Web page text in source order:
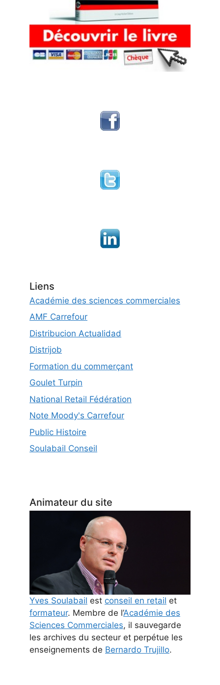
Liens
Académie des sciences commerciales
AMF Carrefour
Distribucion Actualidad
Distrijob
Formation du commerçant
Goulet Turpin
National Retail Fédération
Note Moody's Carrefour
Public Histoire
Soulabail Conseil
Animateur du site
Yves Soulabail est conseil en retail et
formateur. Membre de l’Académie des
Sciences Commerciales, il sauvegarde
les archives du secteur et perpétue les
enseignements de Bernardo Trujillo.